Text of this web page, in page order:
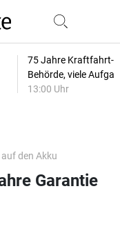
75 Jahre Kraftfahrt-
Behörde, viele
13:00 Uhr
den Akku
Garantie